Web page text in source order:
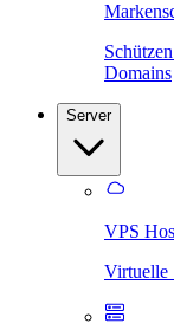
Domains
Server
VPS
Virtuelle